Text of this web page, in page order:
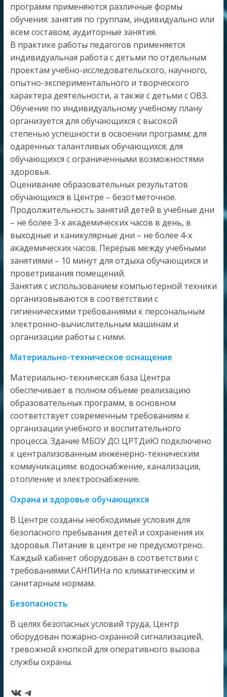
программ применяются различные формы
обучения: занятия по группам, индивидуально или
всем составом; аудиторные занятия.
В практике работы педагогов применяется
индивидуальная работа с детьми по отдельным
проектам учебно-исследовательского, научного,
опытно-экспериментального и творческого
характера деятельности, а также с детьми с ОВЗ.
Обучение по индивидуальному учебному плану
организуется для обучающихся с высокой
степенью успешности в освоении программ; для
одаренных талантливых обучающихся; для
обучающихся с ограниченными возможностями
здоровья.
Оценивание образовательных результатов
обучающихся в Центре – безотметочное.
Продолжительность занятий детей в учебные дни
– не более 3-х академических часов в день, в
выходные и каникулярные дни – не более 4-х
академических часов. Перерыв между учебными
занятиями – 10 минут для отдыха обучающихся и
проветривания помещений.
Занятия с использованием компьютерной техники
организовываются в соответствии с
гигиеническими требованиями к персональным
электронно-вычислительным машинам и
организации работы с ними.
Материально-техническое оснащение
Материально-техническая база Центра
обеспечивает в полном объеме реализацию
образовательных программ, в основном
соответствует современным требованиям к
организации учебного и воспитательного
процесса. Здание МБОУ ДО ЦРТДиЮ подключено
к централизованным инженерно-техническим
коммуникациям: водоснабжение, канализация,
отопление и электроснабжение.
Охрана и здоровье обучающихся
В Центре созданы необходимые условия для
безопасного пребывания детей и сохранения их
здоровья. Питание в центре не предусмотрено.
Каждый кабинет оборудован в соответствии с
требованиями САНПИНа по климатическим и
санитарным нормам.
Безопасность
В целях безопасных условий труда, Центр
оборудован пожарно-охранной сигнализацией,
тревожной кнопкой для оперативного вызова
службы охраны.
ВКонтакте
Telegram